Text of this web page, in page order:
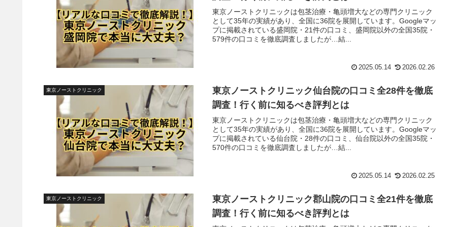
東京ノーストクリニックは包茎治療・亀頭増大などの専門クリニック
として35年の実績があり、全国に36院を展開しています。Googleマッ
プに掲載されている盛岡院・21件の口コミ、盛岡院以外の全国35院・
579件の口コミを徹底調査しましたが…結...
2025.05.14 2026.02.26
東京ノーストクリニック
東京ノーストクリニック仙台院の口コミ全28件を徹底
調査！行く前に知るべき評判とは
東京ノーストクリニックは包茎治療・亀頭増大などの専門クリニック
として35年の実績があり、全国に36院を展開しています。Googleマッ
プに掲載されている仙台院・28件の口コミ、仙台院以外の全国35院・
570件の口コミを徹底調査しましたが…結...
2025.05.14 2026.02.25
東京ノーストクリニック
東京ノーストクリニック郡山院の口コミ全21件を徹底
調査！行く前に知るべき評判とは